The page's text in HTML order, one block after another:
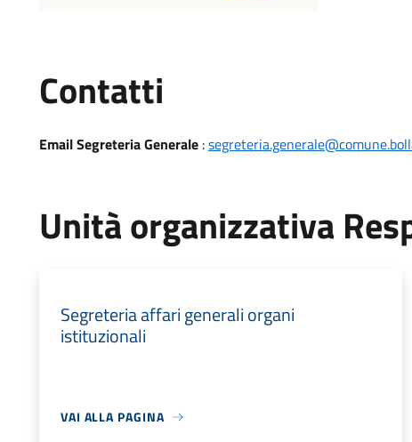
Contatti
Email Segreteria Generale:
Unità organizzativa
Segreteria affari generali organi
istituzionali
VAI ALLA PAGINA